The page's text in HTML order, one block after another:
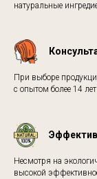
натуральные
При выборе
с опытом более 14 лет
Несмотря на
высокой